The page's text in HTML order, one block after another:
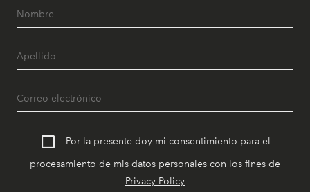
Por la presente doy mi consentimiento para el
procesamiento de mis datos personales con los fines de
Privacy Policy